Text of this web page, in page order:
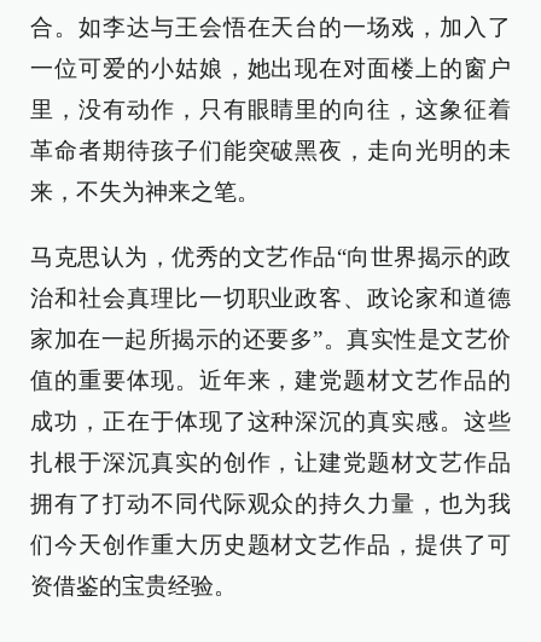
合。如李达与王会悟在天台的一场戏，加入了
一位可爱的小姑娘，她出现在对面楼上的窗户
里，没有动作，只有眼睛里的向往，这象征着
革命者期待孩子们能突破黑夜，走向光明的未
来，不失为神来之笔。
马克思认为，优秀的文艺作品“向世界揭示的政
治和社会真理比一切职业政客、政论家和道德
家加在一起所揭示的还要多”。真实性是文艺价
值的重要体现。近年来，建党题材文艺作品的
成功，正在于体现了这种深沉的真实感。这些
扎根于深沉真实的创作，让建党题材文艺作品
拥有了打动不同代际观众的持久力量，也为我
们今天创作重大历史题材文艺作品，提供了可
资借鉴的宝贵经验。